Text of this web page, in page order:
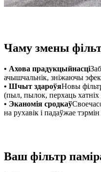
Чаму змены
• Ахова прадукцыйнасці
ачышчальнік, зніжаючы
• Шчыт здароўяНовы
(пыл, пылок, перхаць хатніх
• Эканомія сродкаў
на рухавік і падаўжае
Ваш фільтр